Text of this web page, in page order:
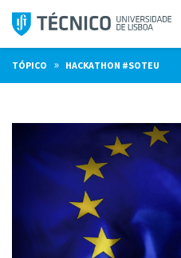
Saltar
para
o
conteúdo
TÓPICO » HACKATHON #SOTEU